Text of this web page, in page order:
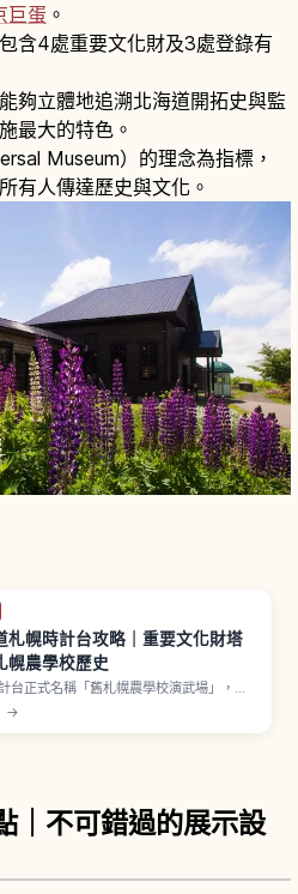
巨蛋 。
含4處重要文化財及3處登錄有
夠立體地追溯北海道開拓史與監
最大的特色。
Museum）的理念為指標，
有人傳達歷史與文化。
札幌時計台攻略｜重要文化財塔
幌農學校歷史
台正式名稱「舊札幌農學校演武場」，是
明治11年）建成、1881年（明治14年）
→
｜不可錯過的展示設